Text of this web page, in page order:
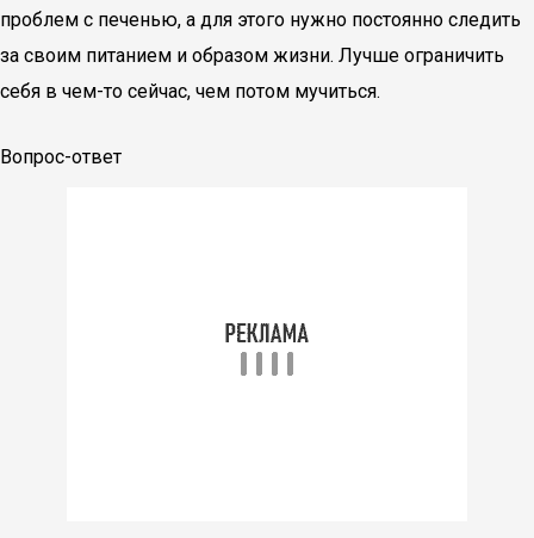
проблем с печенью, а для этого нужно постоянно следить
за своим питанием и образом жизни. Лучше ограничить
себя в чем-то сейчас, чем потом мучиться.
Вопрос-ответ